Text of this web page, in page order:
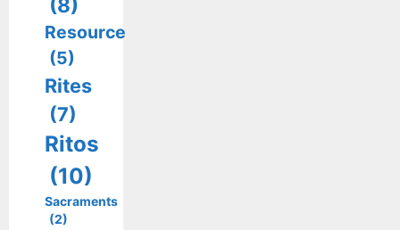
Resource
(5)
Rites
(7)
Ritos
(10)
Sacraments
(2)